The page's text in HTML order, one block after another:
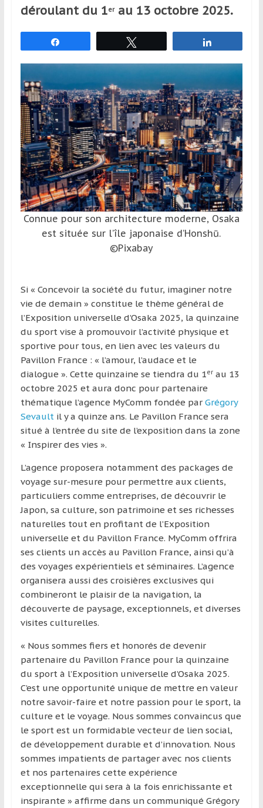
déplacent
en
l’étranger
pour
assouvir
leur
passion,
tout
en
profitant
de
découverte
culturelle
d’une
région
déroulant du 1erau 13 octobre 2025.
Connue pour son architecture moderne, Osaka
est située sur l’île japonaise d’Honshū.
©Pixabay
Si « Concevoir la société du futur, imaginer notre
vie de demain » constitue le thème général de
l’Exposition universelle d’Osaka 2025, la quinzaine
du sport vise à promouvoir l’activité physique et
sportive pour tous, en lien avec les valeurs du
Pavillon France : « l’amour, l’audace et le
dialogue ». Cette quinzaine se tiendra du 1erau 13
octobre 2025 et aura donc pour partenaire
thématique l’agence MyComm fondée par Grégory
Sevaultil y a quinze ans. Le Pavillon France sera
situé à l’entrée du site de l’exposition dans la zone
« Inspirer des vies ».
L’agence proposera notamment des packages de
voyage sur-mesure pour permettre aux clients,
particuliers comme entreprises, de découvrir le
Japon, sa culture, son patrimoine et ses richesses
naturelles tout en profitant de l’Exposition
universelle et du Pavillon France. MyComm offrira
ses clients un accès au Pavillon France, ainsi qu’à
des voyages expérientiels et séminaires. L’agence
organisera aussi des croisières exclusives qui
combineront le plaisir de la navigation, la
découverte de paysage, exceptionnels, et diverses
visites culturelles.
« Nous sommes fiers et honorés de devenir
partenaire du Pavillon France pour la quinzaine
du sport à l’Exposition universelle d’Osaka 2025.
C’est une opportunité unique de mettre en valeur
notre savoir-faire et notre passion pour le sport, la
culture et le voyage. Nous sommes convaincus que
le sport est un formidable vecteur de lien social,
de développement durable et d’innovation. Nous
sommes impatients de partager avec nos clients
et nos partenaires cette expérience
exceptionnelle qui sera à la fois enrichissante et
inspirante » affirme dans un communiqué Grégory